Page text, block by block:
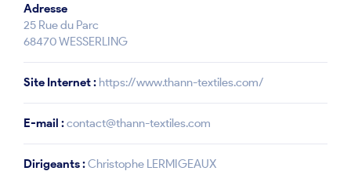
Adresse
25 Rue du Parc
68470 WESSERLING
Site Internet : https://www.thann-textiles.com/
E-mail :contact@thann-textiles.com
Dirigeants :Christophe LERMIGEAUX